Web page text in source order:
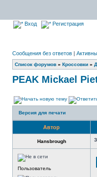
Вход Регистрация
Сообщения без ответов |
Список форумов » Кроссовки »
PEAK Mickael
Версия для печати
Автор
Hansbrough
Пользователь